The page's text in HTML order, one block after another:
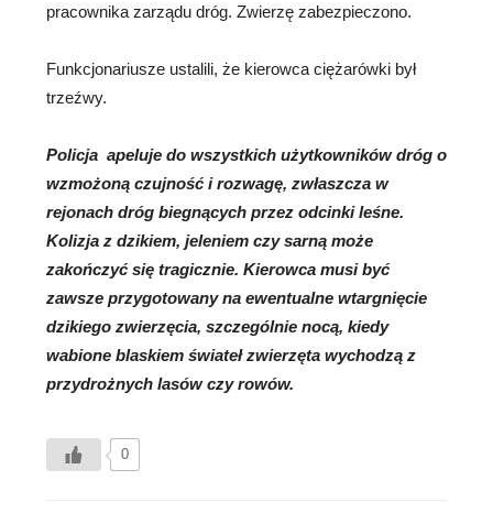
pracownika zarządu dróg. Zwierzę zabezpieczono.
Funkcjonariusze ustalili, że kierowca ciężarówki był
trzeźwy.
Policja apeluje do wszystkich użytkowników dróg o
wzmożoną czujność i rozwagę, zwłaszcza w
rejonach dróg biegnących przez odcinki leśne.
Kolizja z dzikiem, jeleniem czy sarną może
zakończyć się tragicznie. Kierowca musi być
zawsze przygotowany na ewentualne wtargnięcie
dzikiego zwierzęcia, szczególnie nocą, kiedy
wabione blaskiem świateł zwierzęta wychodzą z
przydrożnych lasów czy rowów.
0